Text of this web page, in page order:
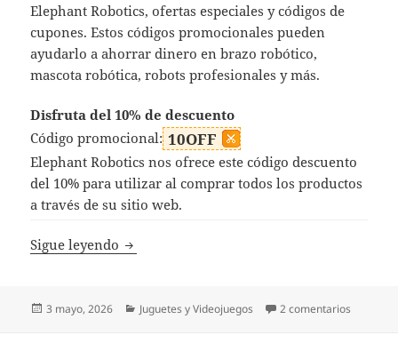
Elephant Robotics, ofertas especiales y códigos de
cupones. Estos códigos promocionales pueden
ayudarlo a ahorrar dinero en brazo robótico,
mascota robótica, robots profesionales y más.
Disfruta del 10% de descuento
Código promocional: 10OFF
Elephant Robotics nos ofrece este código descuento
del 10% para utilizar al comprar todos los productos
a través de su sitio web.
Sigue leyendo Códigos Descuento Elephant Robotics
Publicado
3 mayo, 2026 Categorías
Juguetes y Videojuegos 2 comentarios